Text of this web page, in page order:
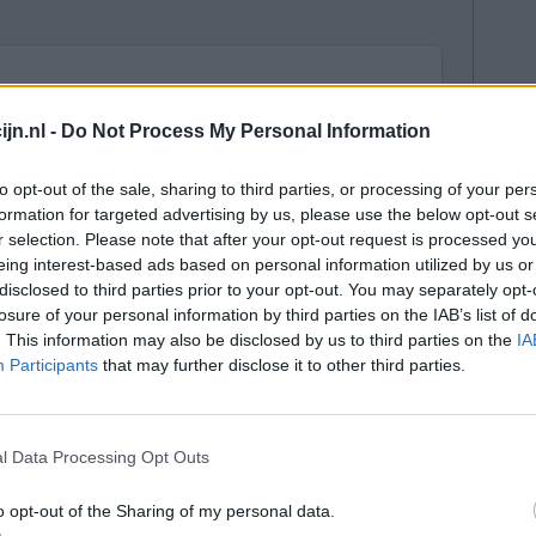
- Do Not Process My Personal Information
opt-out of the sale, sharing to third parties, or processing of your
for targeted advertising by us, please use the below opt-out
selection. Please note that after your opt-out request is processed
interest-based ads based on personal information utilized by us
to third parties prior to your opt-out. You may separately
of your personal information by third parties on the IAB’s list of
This information may also be disclosed by us to third parties on the
Participants that may further disclose it to other third parties.
Data Processing Opt Outs
opt-out of the Sharing of my personal data.
staat
leeftijd algehele tevredenheid
4 5 6 7
Hoeveelheid bijwerkingen
niet te